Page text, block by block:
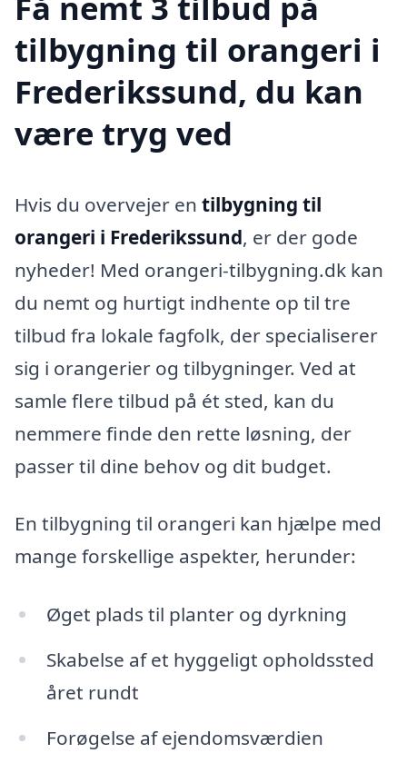
tilbygning til orangeri i
Frederikssund, du kan
være tryg ved
Hvis du overvejer en tilbygning til
orangeri i Frederikssund, er der gode
nyheder! Med orangeri-tilbygning.dk kan
du nemt og hurtigt indhente op til tre
tilbud fra lokale fagfolk, der specialiserer
sig i orangerier og tilbygninger. Ved at
samle flere tilbud på ét sted, kan du
nemmere finde den rette løsning, der
passer til dine behov og dit budget.
En tilbygning til orangeri kan hjælpe med
mange forskellige aspekter, herunder:
Øget plads til planter og dyrkning
Skabelse af et hyggeligt opholdssted
året rundt
Forøgelse af ejendomsværdien